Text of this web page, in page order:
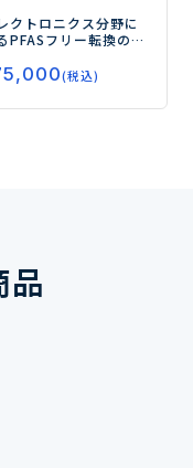
クトロニクス分野に
PFASフリー転換の全
技術・用途別徹底分
(税込)
品